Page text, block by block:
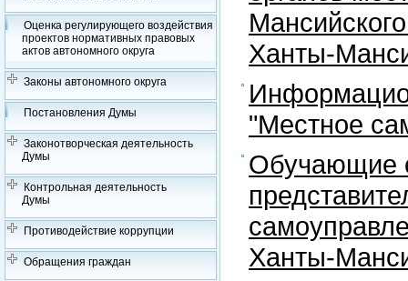
Оценка регулирующего воздействия
проектов нормативных правовых
актов автономного округа
Законы автономного округа
Постановления Думы
Законотворческая деятельность
Думы
Контрольная деятельность
Думы
Противодействие коррупции
Обращения граждан
Ханты-
"Местное
Обучающие
Ханты-